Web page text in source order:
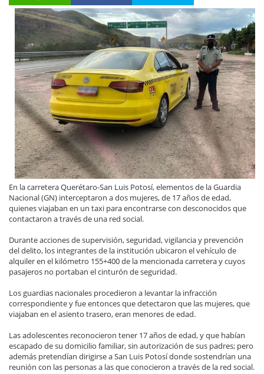
En la carretera Querétaro-San Luis Potosí, elementos de la Guardia
Nacional (GN) interceptaron a dos mujeres, de 17 años de edad,
quienes viajaban en un taxi para encontrarse con desconocidos que
contactaron a través de una red social.
Durante acciones de supervisión, seguridad, vigilancia y prevención
del delito, los integrantes de la institución ubicaron el vehículo de
alquiler en el kilómetro 155+400 de la mencionada carretera y cuyos
pasajeros no portaban el cinturón de seguridad.
Los guardias nacionales procedieron a levantar la infracción
correspondiente y fue entonces que detectaron que las mujeres, que
viajaban en el asiento trasero, eran menores de edad.
Las adolescentes reconocieron tener 17 años de edad, y que habían
escapado de su domicilio familiar, sin autorización de sus padres; pero
además pretendían dirigirse a San Luis Potosí donde sostendrían una
reunión con las personas a las que conocieron a través de la red social.